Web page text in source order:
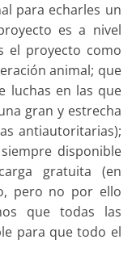
para echarles un
es a nivel
el proyecto como
animal; que
luchas en las que
gran y estrecha
antiautoritarias);
disponible
gratuita (en
pero no por ello
que todas las
para que todo el